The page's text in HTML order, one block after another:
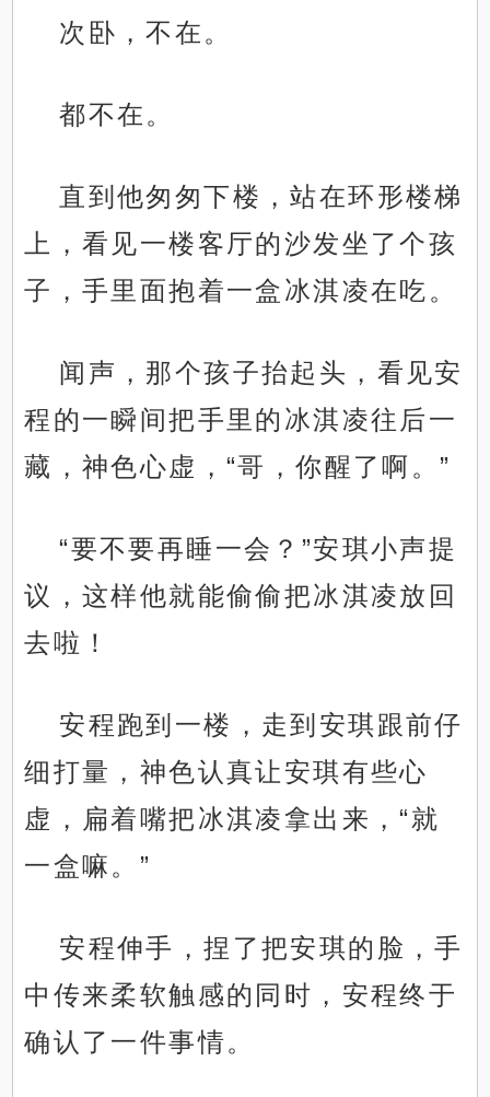
次卧，不在。
都不在。
直到他匆匆下楼，站在环形楼梯
上，看见一楼客厅的沙发坐了个孩
子，手里面抱着一盒冰淇凌在吃。
闻声，那个孩子抬起头，看见安
程的一瞬间把手里的冰淇凌往后一
藏，神色心虚，“哥，你醒了啊。”
“要不要再睡一会？”安琪小声提
议，这样他就能偷偷把冰淇凌放回
去啦！
安程跑到一楼，走到安琪跟前仔
细打量，神色认真让安琪有些心
虚，扁着嘴把冰淇凌拿出来，“就
一盒嘛。”
安程伸手，捏了把安琪的脸，手
中传来柔软触感的同时，安程终于
确认了一件事情。